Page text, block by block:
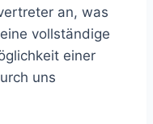
an, was
vollständige
einer
uns